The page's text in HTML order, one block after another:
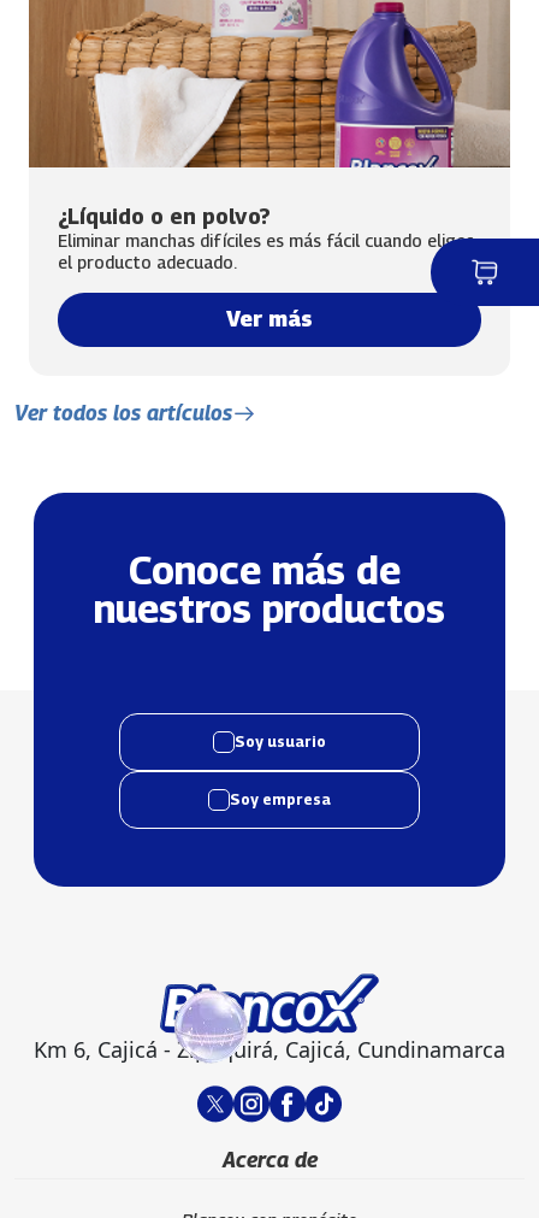
¿Líquido o en polvo?
Eliminar manchas difíciles es más fácil cuando eliges
el producto adecuado.
Ver más
Ver todos los artículos
Conoce más de
nuestros productos
Soy usuario
Soy empresa
Km 6, Cajicá - Zipaquirá, Cajicá, Cundinamarca
Acerca de